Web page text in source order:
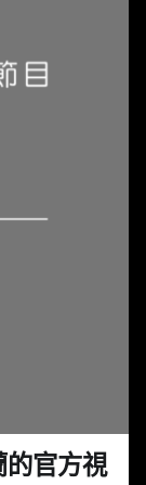
的官方視